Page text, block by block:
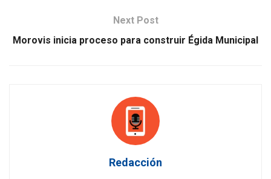
Next Post
Morovis inicia proceso para construir Égida Municipal
Redacción